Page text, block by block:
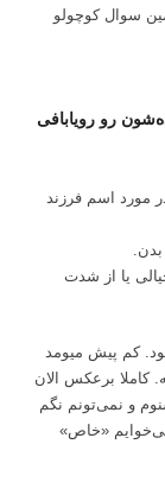
سوال کوچولو
رو رویابافی
مورد اسم فرزند
بدن.
یا از شدت
کم پیش میومد
کاملا برعکس الان
و نمی‌تونم نگم
می‌خوایم «خاص»